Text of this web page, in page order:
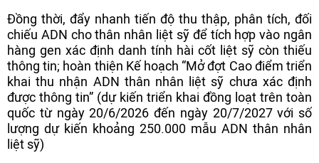
Đồng thời, đẩy nhanh tiến độ thu thập, phân tích, đối
chiếu ADN cho thân nhân liệt sỹ để tích hợp vào ngân
hàng gen xác định danh tính hài cốt liệt sỹ còn thiếu
thông tin; hoàn thiện Kế hoạch “Mở đợt Cao điểm triển
khai thu nhận ADN thân nhân liệt sỹ chưa xác định
được thông tin” (dự kiến triển khai đồng loạt trên toàn
quốc từ ngày 20/6/2026 đến ngày 20/7/2027 với số
lượng dự kiến khoảng 250.000 mẫu ADN thân nhân
liệt sỹ)